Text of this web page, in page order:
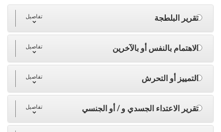
تقرير البلطجة تفاصيل
الاهتمام بالنفس أو بالآخرين تفاصيل
التمييز أو التحرش تفاصيل
تقرير الاعتداء الجسدي و / أو الجنسي تفاصيل